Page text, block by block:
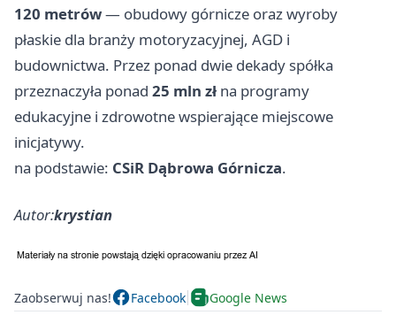
120 metrów— obudowy górnicze oraz wyroby
płaskie dla branży motoryzacyjnej, AGD i
budownictwa. Przez ponad dwie dekady spółka
przeznaczyła ponad 25 mln zł na programy
edukacyjne i zdrowotne wspierające miejscowe
inicjatywy.
na podstawie: CSiR Dąbrowa Górnicza.
Autor:krystian
Zaobserwuj nas! Facebook Google News